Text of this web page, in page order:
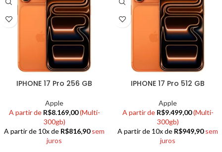
IPHONE 17 Pro 256 GB
Apple
A partir de R$8.169,00(Multi-
300gb)
A partir de 10x de R$816,90 sem
juros
IPHONE 17 Pro 512 GB
Apple
A partir de R$9.499,00(Multi-
300gb)
A partir de 10x de R$949,90 sem
juros